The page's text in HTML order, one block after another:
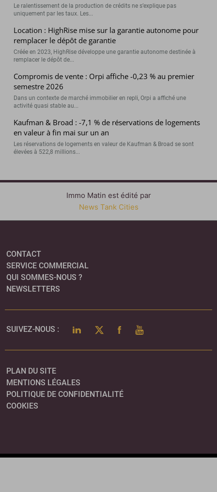
Le ralentissement de la production de crédits ne s’explique pas
uniquement par les taux. Les...
Location : HighRise mise sur la garantie autonome pour
remplacer le dépôt de garantie
Créée en 2023, HighRise développe une garantie autonome destinée à
remplacer le dépôt de...
Compromis de vente : Orpi affiche -0,23 % au premier
semestre 2026
Dans un contexte de marché immobilier en repli, Orpi a affiché une
activité quasi stable au...
Kaufman & Broad : -7,1 % de réservations de logements
en valeur à fin mai sur un an
Les réservations de logements en valeur de Kaufman & Broad se sont
élevées à 522,8 millions...
Immo Matin est édité par
News Tank Cities
CONTACT
SERVICE COMMERCIAL
QUI SOMMES-NOUS ?
NEWSLETTERS
SUIVEZ-NOUS : LINKEDINTWITTERFACEBOOK
YOUTUBE
PLAN DU SITE
MENTIONS LÉGALES
POLITIQUE DE CONFIDENTIALITÉ
COOKIES